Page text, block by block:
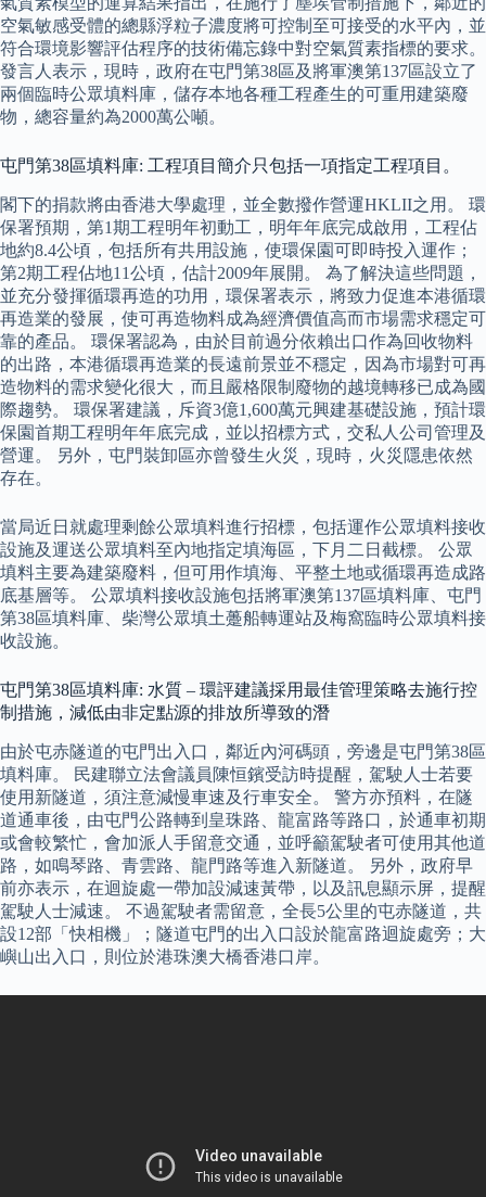
空氣敏感受體的總縣浮粒子濃度將可控制至可接受的水平內，並
符合環境影響評估程序的技術備忘錄中對空氣質素指標的要求。
發言人表示，現時，政府在屯門第38區及將軍澳第137區設立了
兩個臨時公眾填料庫，儲存本地各種工程產生的可重用建築廢
物，總容量約為2000萬公噸。
屯門第38區填料庫: 工程項目簡介只包括一項指定工程項目。
閣下的捐款將由香港大學處理，並全數撥作營運HKLII之用。 環
保署預期，第1期工程明年初動工，明年年底完成啟用，工程佔
地約8.4公頃，包括所有共用設施，使環保園可即時投入運作；
第2期工程佔地11公頃，估計2009年展開。 為了解決這些問題，
並充分發揮循環再造的功用，環保署表示，將致力促進本港循環
再造業的發展，使可再造物料成為經濟價值高而市場需求穩定可
靠的產品。 環保署認為，由於目前過分依賴出口作為回收物料
的出路，本港循環再造業的長遠前景並不穩定，因為市場對可再
造物料的需求變化很大，而且嚴格限制廢物的越境轉移已成為國
際趨勢。 環保署建議，斥資3億1,600萬元興建基礎設施，預計環
保園首期工程明年年底完成，並以招標方式，交私人公司管理及
營運。 另外，屯門裝卸區亦曾發生火災，現時，火災隱患依然
存在。
當局近日就處理剩餘公眾填料進行招標，包括運作公眾填料接收
設施及運送公眾填料至內地指定填海區，下月二日截標。 公眾
填料主要為建築廢料，但可用作填海、平整土地或循環再造成路
底基層等。 公眾填料接收設施包括將軍澳第137區填料庫、屯門
第38區填料庫、柴灣公眾填土躉船轉運站及梅窩臨時公眾填料接
收設施。
屯門第38區填料庫: 水質 – 環評建議採用最佳管理策略去施行控
制措施，減低由非定點源的排放所導致的潛
由於屯赤隧道的屯門出入口，鄰近內河碼頭，旁邊是屯門第38區
填料庫。 民建聯立法會議員陳恒鑌受訪時提醒，駕駛人士若要
使用新隧道，須注意減慢車速及行車安全。 警方亦預料，在隧
道通車後，由屯門公路轉到皇珠路、龍富路等路口，於通車初期
或會較繁忙，會加派人手留意交通，並呼籲駕駛者可使用其他道
路，如鳴琴路、青雲路、龍門路等進入新隧道。 另外，政府早
前亦表示，在迴旋處一帶加設減速黃帶，以及訊息顯示屏，提醒
駕駛人士減速。 不過駕駛者需留意，全長5公里的屯赤隧道，共
設12部「快相機」；隧道屯門的出入口設於龍富路迴旋處旁；大
嶼山出入口，則位於港珠澳大橋香港口岸。